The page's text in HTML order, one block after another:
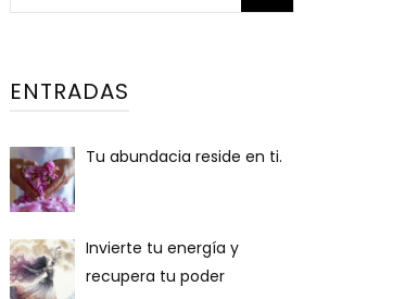
ENTRADAS
Tu abundacia reside en ti.
Invierte tu energía y
recupera tu poder